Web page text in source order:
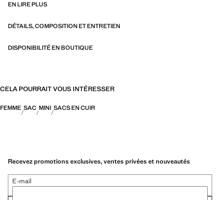
audacieuse, où praticité et esthétique coexistent en parfait équilibre.
marquées par le layering et une approche conceptuelle, qui célèbrent
lors d’occasions plus spéciales
EN LIRE PLUS
DÉTAILS, COMPOSITION ET ENTRETIEN
DISPONIBILITÉ EN BOUTIQUE
CELA POURRAIT VOUS INTÉRESSER
FEMME SAC MINI SACS EN CUIR
Recevez promotions exclusives, ventes privées et nouveautés
E-mail